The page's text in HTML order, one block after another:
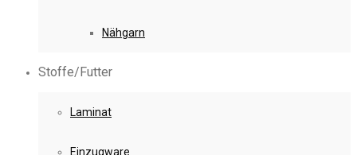
Nähgarn
Stoffe/Futter
Laminat
Einzugware